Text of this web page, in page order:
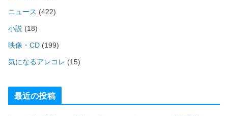
ニュース (422)
小説 (18)
映像・CD (199)
気になるアレコレ (15)
最近の投稿